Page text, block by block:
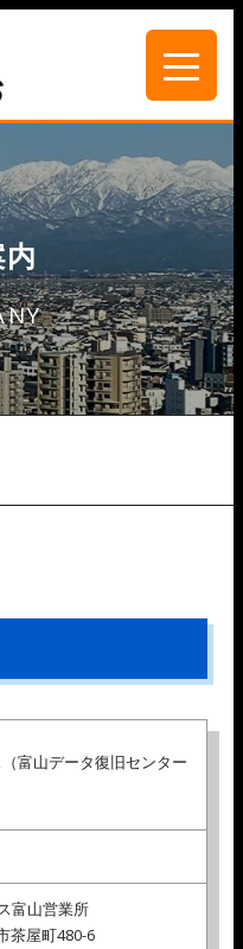
富山データ復旧センター
富山営業所
茶屋町480-6